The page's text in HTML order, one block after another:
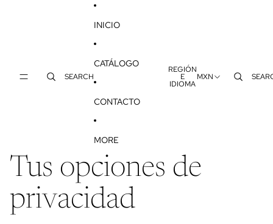
SEARCH
INICIO
CATÁLOGO
CONTACTO
MORE
REGIÓN
E
IDIOMA
MXN
Tus opciones de
privacidad